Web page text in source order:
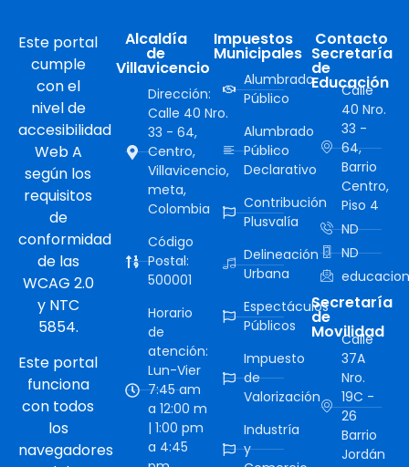
Este portal
cumple
con el
nivel de
accesibilidad
Web A
según los
requisitos
de
conformidad
de las
WCAG 2.0
y NTC
5854.
Este portal
funciona
con todos
los
navegadores
Alcaldía
de
Villavicencio
Dirección:
Calle 40 Nro.
33 - 64,
Centro,
Villavicencio,
meta,
Colombia
Código
Postal:
500001
Horario
de
atención:
Lun-Vier
7:45 am
a 12:00 m
| 1:00 pm
a 4:45
Impuestos
Municipales
Alumbrado
Público
Alumbrado
Público
Declarativo
Contribución
Plusvalía
Delineación
Urbana
Espectáculos
Públicos
Impuesto
de
Valorización
Industría
y
Contacto
Secretaría
de
Educación
Calle
40 Nro.
33 -
64,
Barrio
Centro,
Piso 4
ND
ND
Secretaría
de
Movilidad
Calle
37A
Nro.
19C -
26
Barrio
Jordán